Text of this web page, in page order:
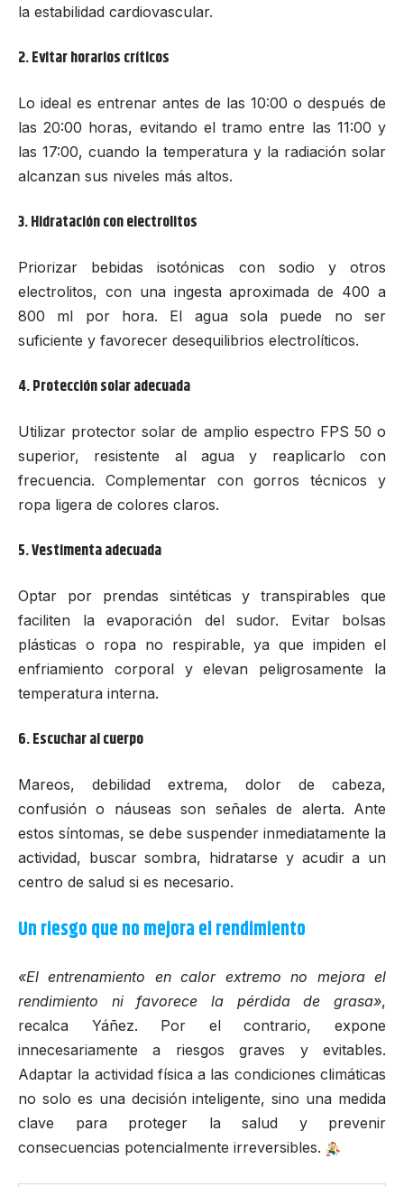
la estabilidad cardiovascular.
2. Evitar horarios críticos
Lo ideal es entrenar antes de las 10:00 o después de
las 20:00 horas, evitando el tramo entre las 11:00 y
las 17:00, cuando la temperatura y la radiación solar
alcanzan sus niveles más altos.
3. Hidratación con electrolitos
Priorizar bebidas isotónicas con sodio y otros
electrolitos, con una ingesta aproximada de 400 a
800 ml por hora. El agua sola puede no ser
suficiente y favorecer desequilibrios electrolíticos.
4. Protección solar adecuada
Utilizar protector solar de amplio espectro FPS 50 o
superior, resistente al agua y reaplicarlo con
frecuencia. Complementar con gorros técnicos y
ropa ligera de colores claros.
5. Vestimenta adecuada
Optar por prendas sintéticas y transpirables que
faciliten la evaporación del sudor. Evitar bolsas
plásticas o ropa no respirable, ya que impiden el
enfriamiento corporal y elevan peligrosamente la
temperatura interna.
6. Escuchar al cuerpo
Mareos, debilidad extrema, dolor de cabeza,
confusión o náuseas son señales de alerta. Ante
estos síntomas, se debe suspender inmediatamente la
actividad, buscar sombra, hidratarse y acudir a un
centro de salud si es necesario.
Un riesgo que no mejora el rendimiento
«El entrenamiento en calor extremo no mejora el
rendimiento ni favorece la pérdida de grasa»,
recalca Yáñez. Por el contrario, expone
innecesariamente a riesgos graves y evitables.
Adaptar la actividad física a las condiciones climáticas
no solo es una decisión inteligente, sino una medida
clave para proteger la salud y prevenir
consecuencias potencialmente irreversibles.